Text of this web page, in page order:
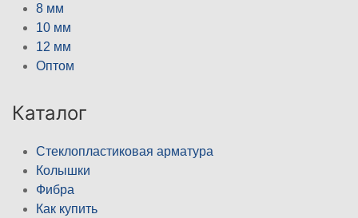
8 мм
10 мм
12 мм
Оптом
Каталог
Стеклопластиковая арматура
Колышки
Фибра
Как купить